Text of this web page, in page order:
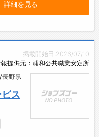
詳細を見る
掲載開始日:2026/07/10
提供元：浦和公共職業安定所
長野県
ス